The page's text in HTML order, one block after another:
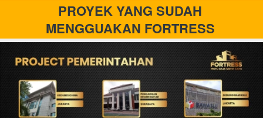
PROYEK YANG SUDAH
MENGGUAKAN FORTRESS